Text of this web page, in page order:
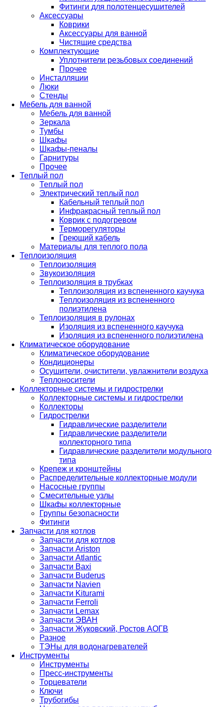
Фитинги для полотенцесушителей
Аксессуары
Коврики
Аксессуары для ванной
Чистящие средства
Комплектующие
Уплотнители резьбовых соединений
Прочее
Инсталляции
Люки
Стенды
Мебель для ванной
Мебель для ванной
Зеркала
Тумбы
Шкафы
Шкафы-пеналы
Гарнитуры
Прочее
Теплый пол
Теплый пол
Электрический теплый пол
Кабельный теплый пол
Инфракрасный теплый пол
Коврик с подогревом
Терморегуляторы
Греющий кабель
Материалы для теплого пола
Теплоизоляция
Теплоизоляция
Звукоизоляция
Теплоизоляция в трубках
Теплоизоляция из вспененного каучука
Теплоизоляция из вспененного
полиэтилена
Теплоизоляция в рулонах
Изоляция из вспененного каучука
Изоляция из вспененного полиэтилена
Климатическое оборудование
Климатическое оборудование
Кондиционеры
Осушители, очистители, увлажнители воздуха
Теплоносители
Коллекторные системы и гидрострелки
Коллекторные системы и гидрострелки
Коллекторы
Гидрострелки
Гидравлические разделители
Гидравлические разделители
коллекторного типа
Гидравлические разделители модульного
типа
Крепеж и кронштейны
Распределительные коллекторные модули
Насосные группы
Смесительные узлы
Шкафы коллекторные
Группы безопасности
Фитинги
Запчасти для котлов
Запчасти для котлов
Запчасти Ariston
Запчасти Atlantic
Запчасти Baxi
Запчасти Buderus
Запчасти Navien
Запчасти Kiturami
Запчасти Ferroli
Запчасти Lemax
Запчасти ЭВАН
Запчасти Жуковский, Ростов АОГВ
Разное
ТЭНы для водонагревателей
Инструменты
Инструменты
Пресс-инструменты
Торцеватели
Ключи
Трубогибы